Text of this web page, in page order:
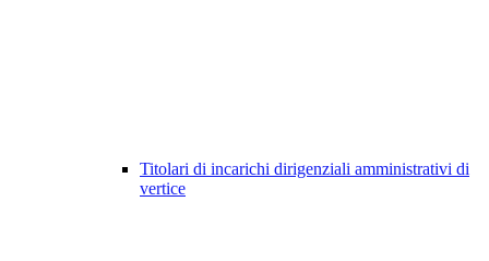
Titolari di incarichi dirigenziali amministrativi di
vertice